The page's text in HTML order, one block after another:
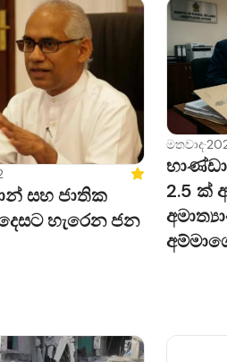
Featured
සහ ජාතික
හැරෙන ජන
මතවාද·
2.5 ක්